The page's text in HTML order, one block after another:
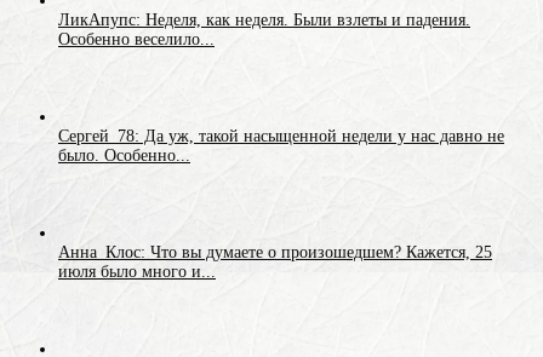
ЛикАпупс: Неделя, как неделя. Были взлеты и падения.
Особенно веселило...
Сергей_78: Да уж, такой насыщенной недели у нас давно не
было. Особенно...
Анна_Клос: Что вы думаете о произошедшем? Кажется, 25
июля было много и...